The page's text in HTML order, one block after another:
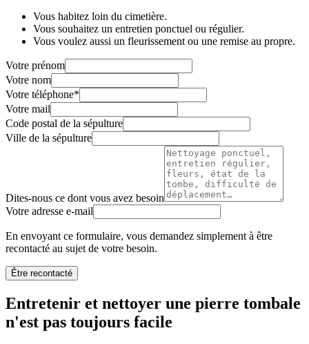
Vous habitez loin du cimetière.
Vous souhaitez un entretien ponctuel ou régulier.
Vous voulez aussi un fleurissement ou une remise au propre.
Votre prénom
Votre nom
Votre téléphone*
Votre mail
Code postal de la sépulture
Ville de la sépulture
Dites-nous ce dont vous avez besoin
Votre adresse e-mail
En envoyant ce formulaire, vous demandez simplement à être
recontacté au sujet de votre besoin.
Être recontacté
Entretenir et nettoyer une pierre tombale
n'est pas toujours facile